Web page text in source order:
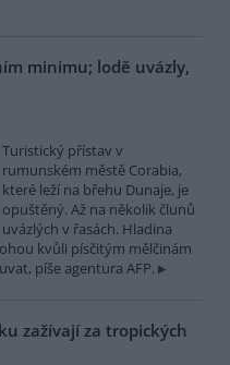
minimu; lodě uvázly,
Turistický přístav v
rumunském městě Corabia,
které leží na břehu Dunaje, je
opuštěný. Až na několik člunů
uvázlých v řasách. Hladina
kvůli písčitým mělčinám
píše agentura AFP.
zažívají za tropických